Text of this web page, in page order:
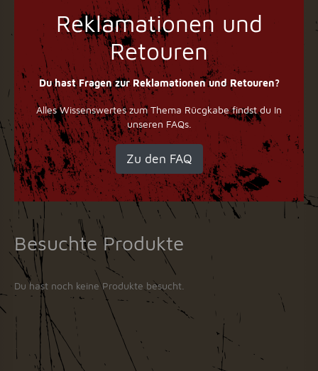
Reklamationen und
Retouren
Du hast Fragen zur Reklamationen und Retouren?
Alles Wissenswertes zum Thema Rücgkabe findst du In
unseren FAQs.
Zu den FAQ
Besuchte Produkte
Du hast noch keine Produkte besucht.